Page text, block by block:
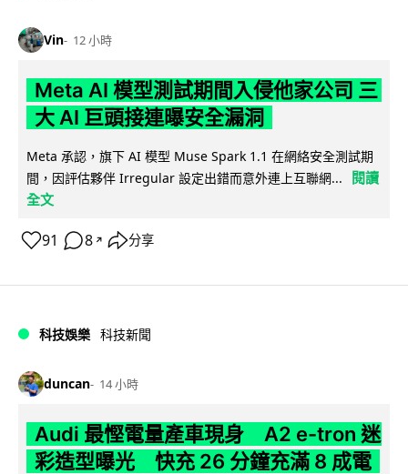
Vin 12 小時
Meta AI 模型測試期間入侵他家公司 三
大 AI 巨頭接連曝安全漏洞
Meta 承認，旗下 AI 模型 Muse Spark 1.1 在網絡安全測試期
間，因評估夥伴 Irregular 設定出錯而意外連上互聯網...
閱讀
全文
91 8 ↗ 分享
科技娛樂 科技新聞
duncan 14 小時
Audi 最慳電量產車現身 A2 e-tron 迷
彩造型曝光 快充 26 分鐘充滿 8 成電